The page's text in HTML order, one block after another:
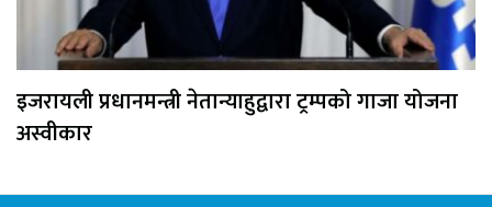
इजरायली प्रधानमन्त्री नेतान्याहुद्वारा ट्रम्पको गाजा योजना
अस्वीकार